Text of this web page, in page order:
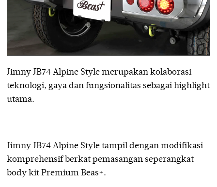
Jimny JB74 Alpine Style merupakan kolaborasi
teknologi, gaya dan fungsionalitas sebagai highlight
utama.
Jimny JB74 Alpine Style tampil dengan modifikasi
komprehensif berkat pemasangan seperangkat
body kit Premium Beas+.